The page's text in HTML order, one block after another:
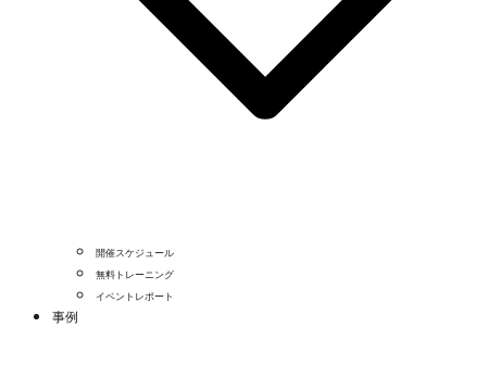
開催スケジュール
無料トレーニング
イベントレポート
事例